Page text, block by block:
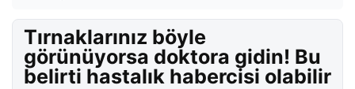
Tırnaklarınız böyle
görünüyorsa doktora gidin! Bu
belirti hastalık habercisi olabilir